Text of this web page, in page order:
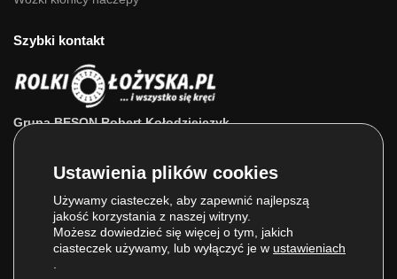
Szybki kontakt
Grupa BESON Robert Kołodziejczyk
ul. Powstańców Wlkp. 63a
E-mail:sklep@rolkilozyska.pl
Używamy ciasteczek, aby zapewnić najlepszą
jakość korzystania z naszej witryny.
Możesz dowiedzieć się więcej o tym, jakich
ciasteczek używamy, lub wyłączyć je w ustawieniach